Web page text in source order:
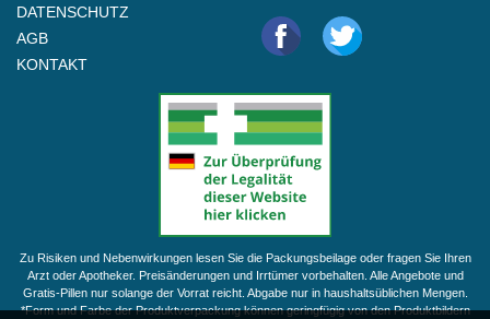
DATENSCHUTZ
AGB
KONTAKT
Zu Risiken und Nebenwirkungen lesen Sie die Packungsbeilage oder fragen Sie Ihren
Arzt oder Apotheker. Preisänderungen und Irrtümer vorbehalten. Alle Angebote und
Gratis-Pillen nur solange der Vorrat reicht. Abgabe nur in haushaltsüblichen Mengen.
*Form und Farbe der Produktverpackung können geringfügig von den Produktbildern